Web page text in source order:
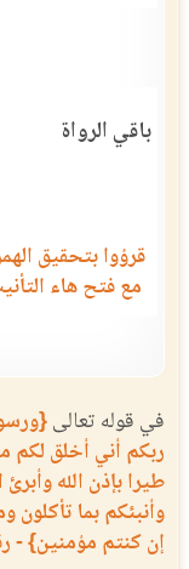
باقي الرواة
قرؤوا بتحقيق
مع فتح هاء
في قوله تعالى
ربكم أني أخلق لكم
طيرا بإذن الله
وأنبئكم بما
إن كنتم مؤمنين} -